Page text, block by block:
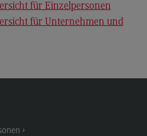
für Einzelpersonen
für Unternehmen und